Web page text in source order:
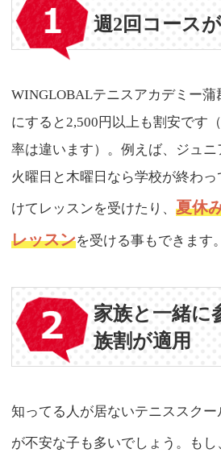
週2回コース
WINGLOBALテニスアカデミー蒲
にすると2,500円以上も割安です
率は違います）。例えば、ジュニ
火曜日と木曜日なら学校が終わ
けてレッスンを受けたり、夏休
レッスンを受ける事もできます。
家族と一緒に
族割が適用
知ってる人が居ないテニススク
が不安な子も多いでしょう。もし